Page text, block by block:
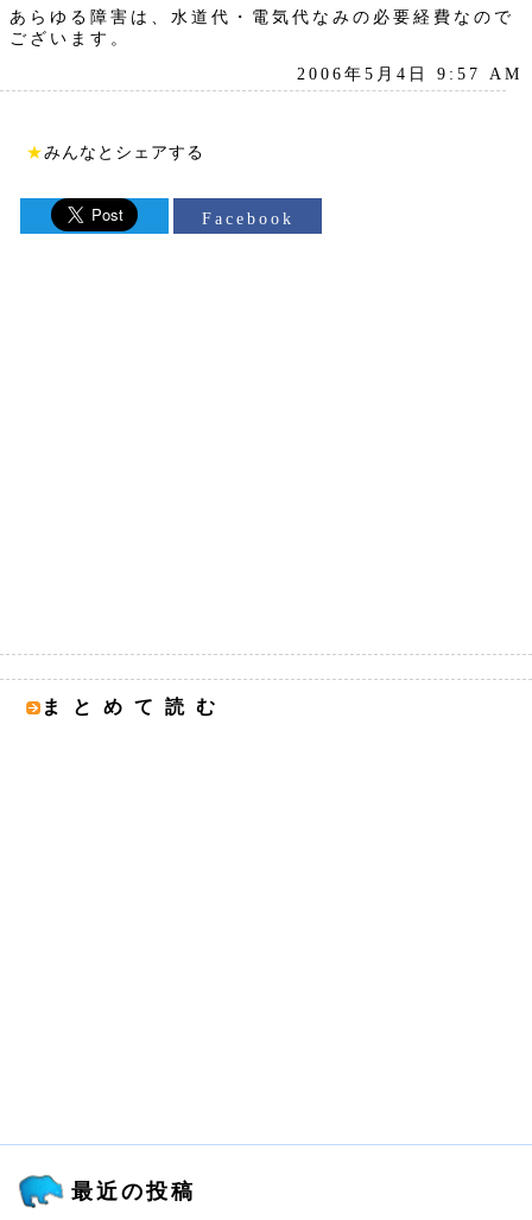
あらゆる障害は、水道代・電気代なみの必要経費なので
ございます。
2006年5月4日 9:57 AM
★みんなとシェアする
Facebook
まとめて読む
最近の投稿